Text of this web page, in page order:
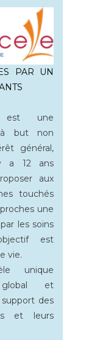
PAR UN
est une
à but non
général,
a 12 ans
aux
touchés
une
les soins
est
vie.
unique
global et
des
et leurs